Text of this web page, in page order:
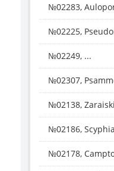
№02283,
№02225,
№02249, ...
№02307,
№02138,
№02186,
№02178,